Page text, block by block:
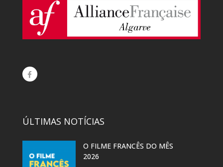
ÚLTIMAS NOTÍCIAS
O FILME FRANCÊS DO MÊS
2026